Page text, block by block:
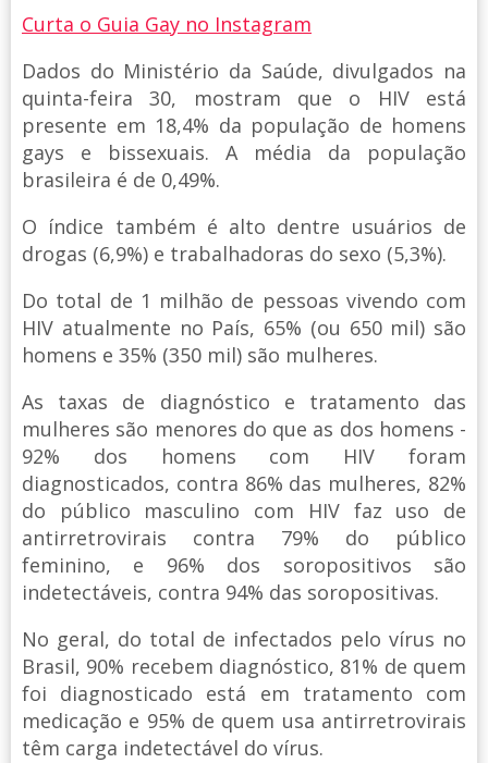
Curta o Guia Gay no Instagram
Dados do Ministério da Saúde, divulgados na
quinta-feira 30, mostram que o HIV está
presente em 18,4% da população de homens
gays e bissexuais. A média da população
brasileira é de 0,49%.
O índice também é alto dentre usuários de
drogas (6,9%) e trabalhadoras do sexo (5,3%).
Do total de 1 milhão de pessoas vivendo com
HIV atualmente no País, 65% (ou 650 mil) são
homens e 35% (350 mil) são mulheres.
As taxas de diagnóstico e tratamento das
mulheres são menores do que as dos homens -
92% dos homens com HIV foram
diagnosticados, contra 86% das mulheres, 82%
do público masculino com HIV faz uso de
antirretrovirais contra 79% do público
feminino, e 96% dos soropositivos são
indetectáveis, contra 94% das soropositivas.
No geral, do total de infectados pelo vírus no
Brasil, 90% recebem diagnóstico, 81% de quem
foi diagnosticado está em tratamento com
medicação e 95% de quem usa antirretrovirais
têm carga indetectável do vírus.